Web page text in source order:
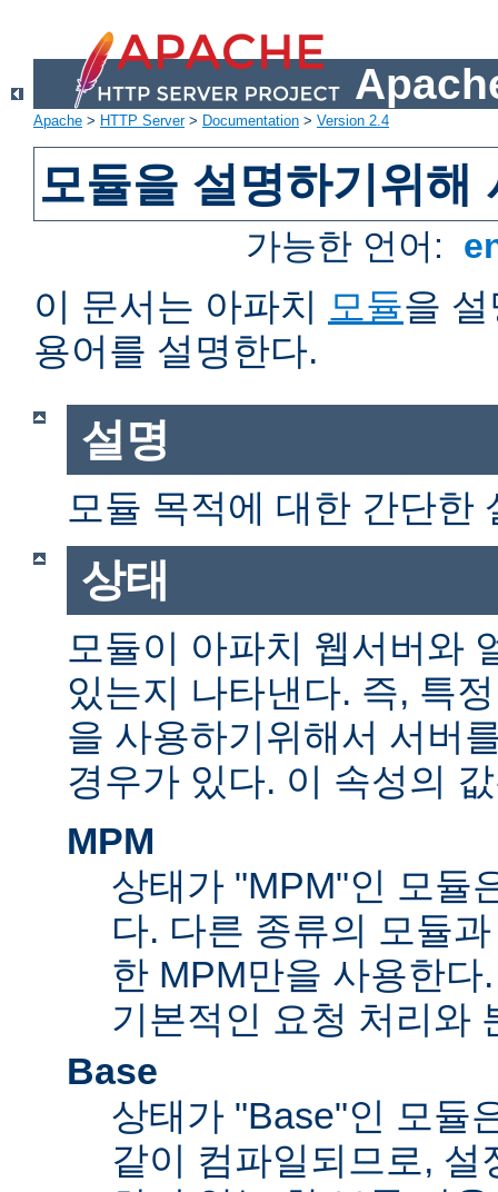
Apache > HTTP Server> Documentation > Version 2.4
모듈을 설명하기위해
가능한 언어:
이 문서는 아파치 모듈을
용어를 설명한다.
설명
모듈 목적에 대한 간단한
상태
모듈이 아파치 웹서버와
있는지 나타낸다. 즉, 특
을 사용하기위해서 서버
경우가 있다. 이 속성의
MPM
상태가 "MPM"인 모듈
다. 다른 종류의 모듈
한 MPM만을 사용한
기본적인 요청 처리와
Base
상태가 "Base"인 모듈
같이 컴파일되므로,